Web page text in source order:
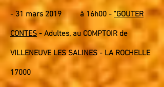
- 31 mars 2019à 16h00 - "GOUTER
CONTES - Adultes, au COMPTOIR de
VILLENEUVE LES SALINES - LA ROCHELLE
17000